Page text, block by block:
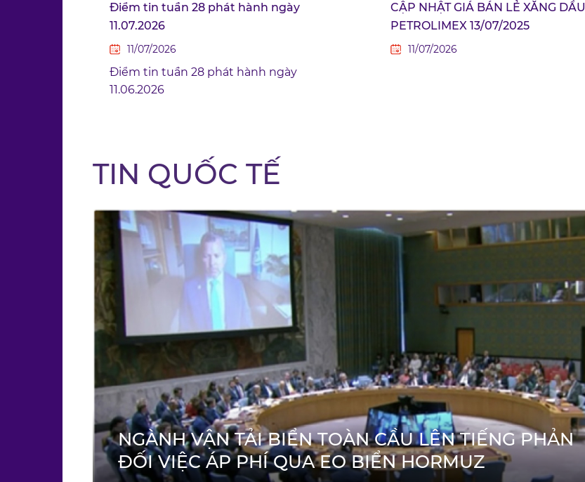
Điểm tin tuần 28 phát hành ngày
11.07.2026
11/07/2026
Điểm tin tuần 28 phát hành ngày
11.06.2026
CẬP NHẬT GIÁ BÁN LẺ XĂNG DẦU
PETROLIMEX 13/07/2025
11/07/2026
TIN QUỐC TẾ
NGÀNH VẬN TẢI BIỂN TOÀN CẦU LÊN TIẾNG PHẢN
ĐỐI VIỆC ÁP PHÍ QUA EO BIỂN HORMUZ